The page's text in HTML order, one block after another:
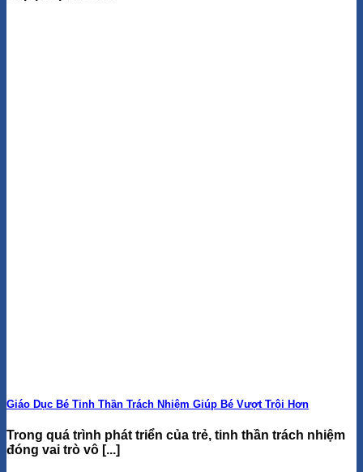
Giáo Dục Bé Tinh Thần Trách Nhiệm Giúp Bé Vượt Trội Hơn
Trong quá trình phát triển của trẻ, tinh thần trách nhiệm
đóng vai trò vô [...]